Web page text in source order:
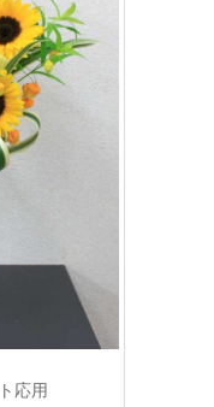
応用